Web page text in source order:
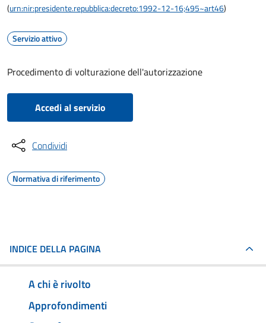
(urn:nir:presidente.repubblica:decreto:1992-12-16;495~art46)
Servizio attivo
Procedimento di volturazione dell'autorizzazione
Accedi al servizio
Condividi
Normativa di riferimento
INDICE DELLA PAGINA
A chi è rivolto
Approfondimenti